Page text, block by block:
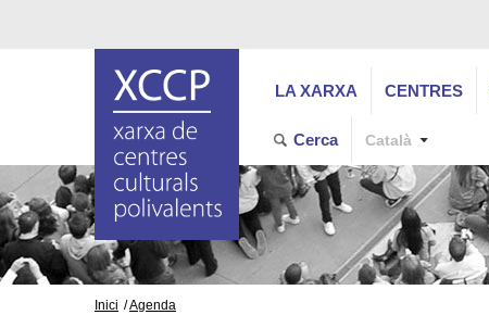
LA XARXA CENTRES
Cerca Català
Inici Agenda